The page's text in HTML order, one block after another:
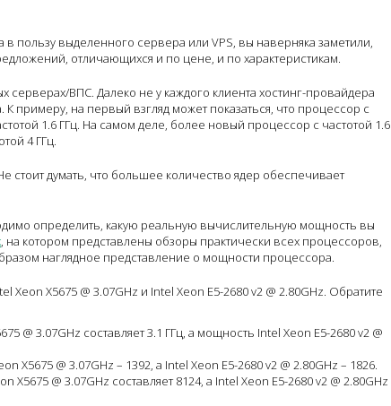
в пользу выделенного сервера или VPS, вы наверняка заметили,
отличающихся и по цене, и по характеристикам.
серверах/ВПС. Далеко не у каждого клиента хостинг-провайдера
примеру, на первый взгляд может показаться, что процессор с
1.6 ГГц. На самом деле, более новый процессор с частотой 1.6
4 ГГц.
стоит думать, что большее количество ядер обеспечивает
определить, какую реальную вычислительную мощность вы
, на котором представлены обзоры практически всех процессоров,
наглядное представление о мощности процессора.
Xeon X5675 @ 3.07GHz и Intel Xeon E5-2680 v2 @ 2.80GHz. Обратите
@ 3.07GHz составляет 3.1 ГГц, а мощность Intel Xeon E5-2680 v2 @
X5675 @ 3.07GHz – 1392, а Intel Xeon E5-2680 v2 @ 2.80GHz – 1826.
@ 3.07GHz составляет 8124, а Intel Xeon E5-2680 v2 @ 2.80GHz